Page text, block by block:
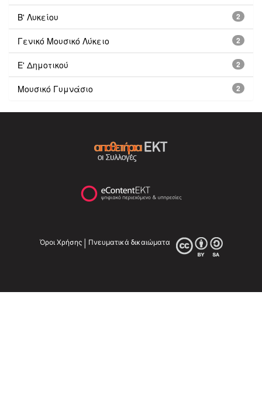
2
Β' Λυκείου
2
Γενικό Μουσικό Λύκειο
2
Ε' Δημοτικού
2
Μουσικό Γυμνάσιο